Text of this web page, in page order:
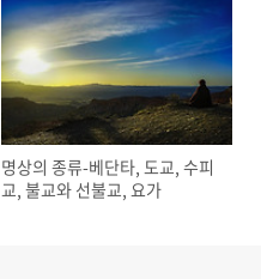
명상의 종류-베단타, 도교, 수피
교, 불교와 선불교, 요가